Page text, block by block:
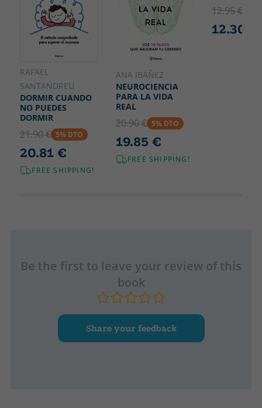
RAFAEL
SANTANDREU
DORMIR CUANDO
NO PUEDES
DORMIR
21.90 € 5% DTO
20.81 €
FREE SHIPPING!
ANA IBÁÑEZ
NEUROCIENCIA
PARA LA VIDA
REAL
20.90 € 5% DTO
19.85 €
FREE SHIPPING!
12.95 €
12.30 €
Be the first to leave your review of this
book
Share your feedback